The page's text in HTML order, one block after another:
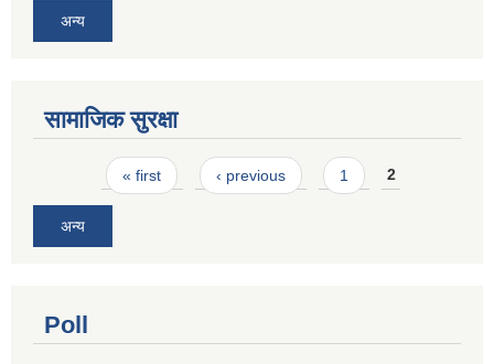
अन्य
सामाजिक सुरक्षा
Pages« first ‹ previous 1 2
अन्य
Poll